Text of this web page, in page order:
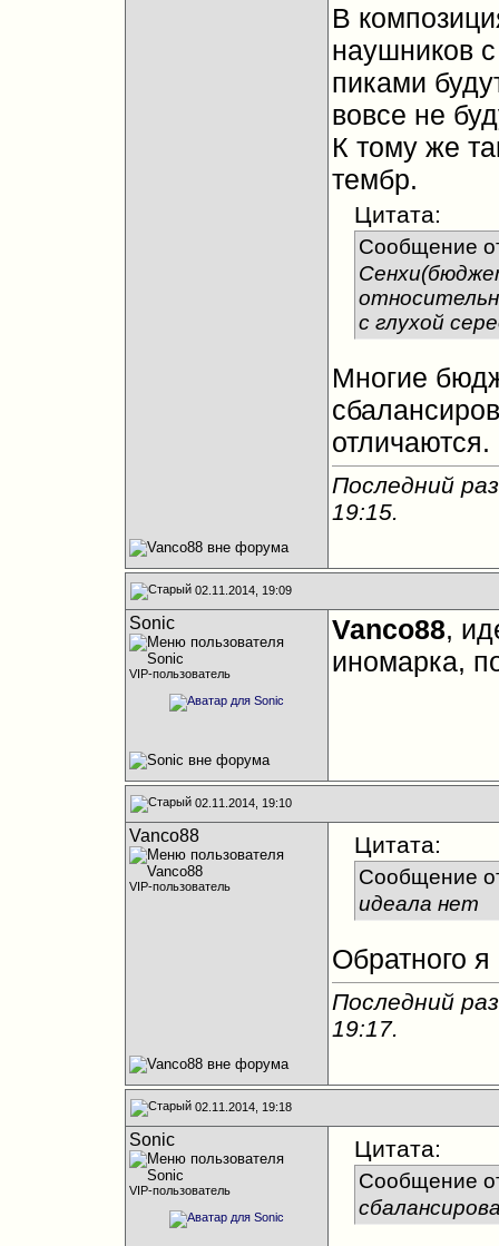
В
наушников
пиками
вовсе не
К тому же
тембр.
Цитата:
Сообщение
с глухой
Многие
отличаются.
Последний
19:15.
02.11.2014, 19:09
Sonic
VIP-пользователь
Vanco88,
иномарка,
02.11.2014, 19:10
Vanco88
VIP-пользователь
Цитата:
Сообщение
идеала нет
Обратного
Последний
19:17.
02.11.2014, 19:18
Sonic
VIP-пользователь
Цитата:
Сообщение